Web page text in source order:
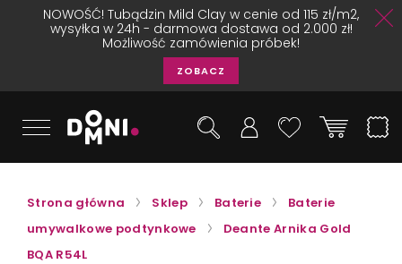
NOWOŚĆ! Tubądzin Mild Clay w cenie od 115 zł/m2,
wysyłka w 24h - darmowa dostawa od 2.000 zł!
Możliwość zamówienia próbek!
ZOBACZ
Strona główna Sklep Baterie
Baterie
umywalkowe podtynkowe
Deante Arnika Gold
BQA R54L